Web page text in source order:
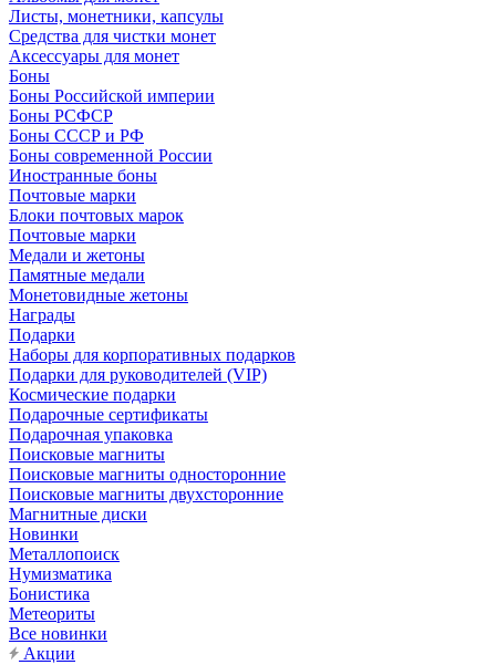
Листы, монетники, капсулы
Средства для чистки монет
Аксессуары для монет
Боны
Боны Российской империи
Боны РСФСР
Боны СССР и РФ
Боны современной России
Иностранные боны
Почтовые марки
Блоки почтовых марок
Почтовые марки
Медали и жетоны
Памятные медали
Монетовидные жетоны
Награды
Подарки
Наборы для корпоративных подарков
Подарки для руководителей (VIP)
Космические подарки
Подарочные сертификаты
Подарочная упаковка
Поисковые магниты
Поисковые магниты односторонние
Поисковые магниты двухсторонние
Магнитные диски
Новинки
Металлопоиск
Нумизматика
Бонистика
Метеориты
Все новинки
Акции